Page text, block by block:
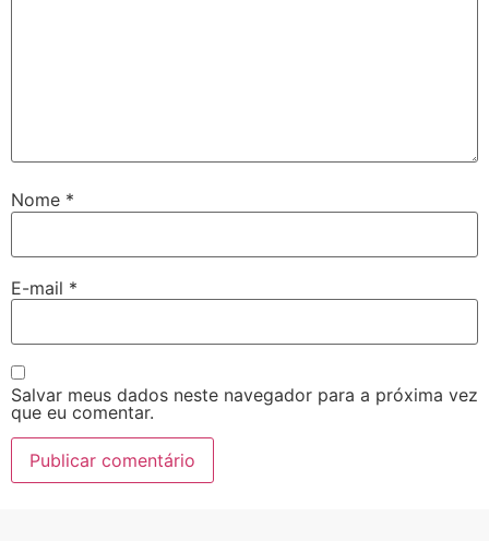
Nome *
E-mail *
Salvar meus dados neste navegador para a próxima vez
que eu comentar.